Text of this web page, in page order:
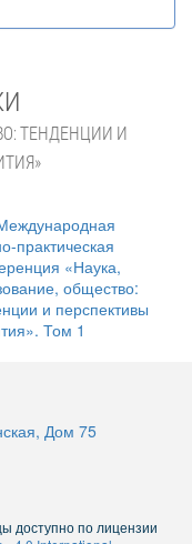
ТЕНДЕНЦИИ И
Дом 75
доступно по лицензии